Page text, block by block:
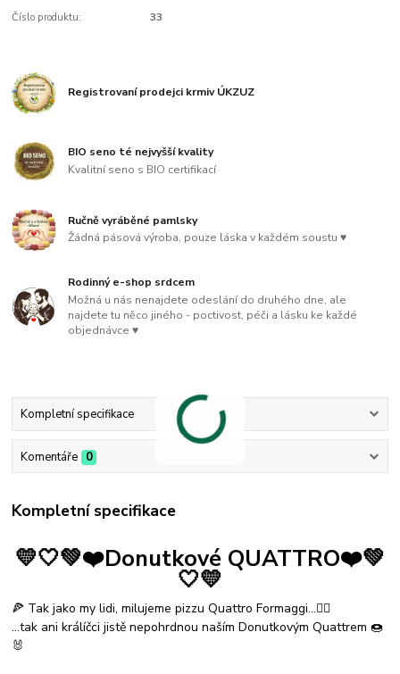
Číslo produktu: 33
Registrovaní prodejci krmiv ÚKZUZ
BIO seno té nejvyšší kvality
Kvalitní seno s BIO certifikací
Ručně vyráběné pamlsky
Žádná pásová výroba, pouze láska v každém soustu ♥
Rodinný e-shop srdcem
Možná u nás nenajdete odeslání do druhého dne, ale
najdete tu něco jiného - poctivost, péči a lásku ke každé
objednávce ♥
Kompletní specifikace
Komentáře 0
Kompletní specifikace
💛🤍💚❤️Donutkové QUATTRO❤️💚
🤍💛
🍕 Tak jako my lidi, milujeme pizzu Quattro Formaggi…☝🏻
…tak ani králíčci jistě nepohrdnou naším Donutkovým Quattrem 🍩
🐰